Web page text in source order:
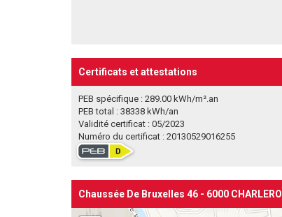
Certificats et attestations
PEB spécifique : 289.00 kWh/m².an
PEB total : 38338 kWh/an
Validité certificat : 05/2023
Numéro du certificat : 20130529016255
Chaussée De Bruxelles 46 - 6000 CHARLEROI